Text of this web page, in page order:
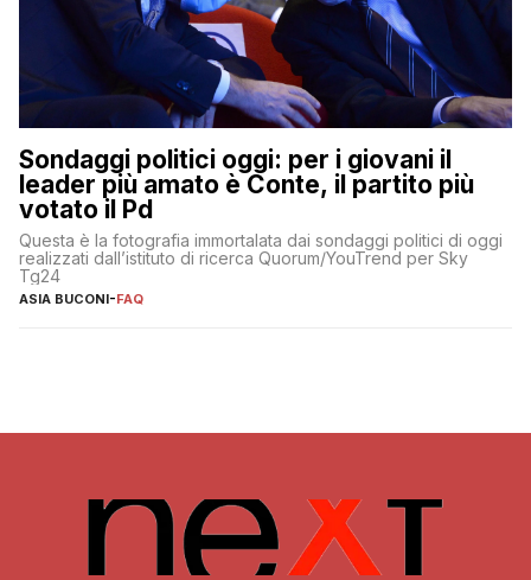
Sondaggi politici oggi: per i giovani il
leader più amato è Conte, il partito più
votato il Pd
Questa è la fotografia immortalata dai sondaggi politici di oggi
realizzati dall’istituto di ricerca Quorum/YouTrend per Sky
Tg24
ASIA BUCONI-FAQ